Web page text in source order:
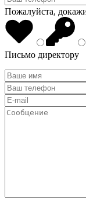
Пожалуйста,
Письмо директору